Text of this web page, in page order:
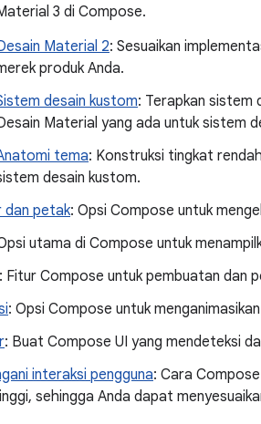
3 di Compose.
Material 2: Sesuaikan
produk Anda.
desain kustom: Terapkan sistem
Material yang ada untuk sistem
tema: Konstruksi tingkat
desain kustom.
dan petak: Opsi Compose untuk
utama di Compose untuk
: Fitur Compose untuk pembuatan dan
: Opsi Compose untuk
: Buat Compose UI yang mendeteksi
interaksi pengguna: Cara
sehingga Anda dapat